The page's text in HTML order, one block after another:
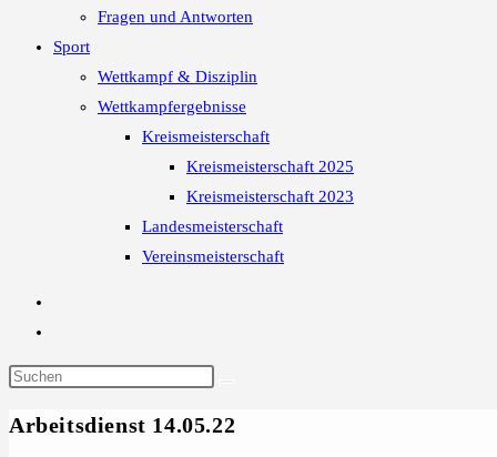
Fragen und Antworten
Sport
Wettkampf & Disziplin
Wettkampfergebnisse
Kreismeisterschaft
Kreismeisterschaft 2025
Kreismeisterschaft 2023
Landesmeisterschaft
Vereinsmeisterschaft
Arbeitsdienst 14.05.22